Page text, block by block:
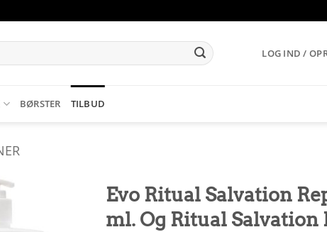
LOG IND /
BØRSTER TILBUD
Evo Ritual Salvation
ml. Og Ritual Salvation